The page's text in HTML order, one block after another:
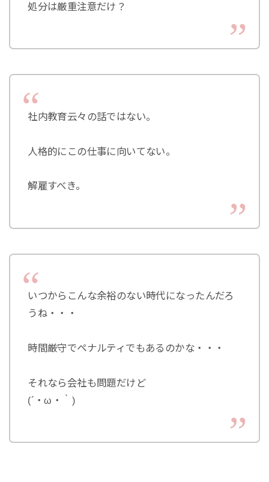
処分は厳重注意だけ？
社内教育云々の話ではない。
人格的にこの仕事に向いてない。
解雇すべき。
いつからこんな余裕のない時代になったんだろ
うね・・・
時間厳守でペナルティでもあるのかな・・・
それなら会社も問題だけど
(´・ω・｀)